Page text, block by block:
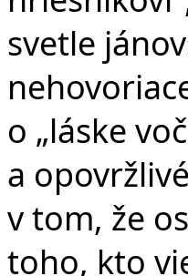
svetle
o „láske
a
v tom, že
toho, kto